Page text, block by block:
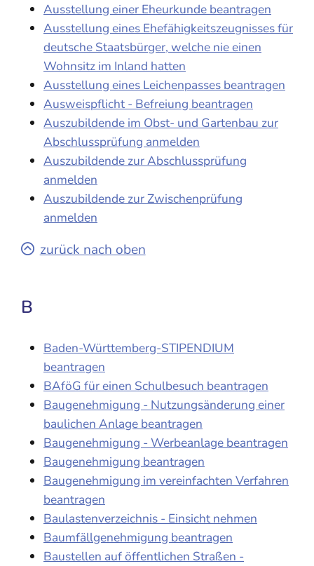
Ausstellung einer Eheurkunde beantragen
Ausstellung eines Ehefähigkeitszeugnisses für
deutsche Staatsbürger, welche nie einen
Wohnsitz im Inland hatten
Ausstellung eines Leichenpasses beantragen
Ausweispflicht - Befreiung beantragen
Auszubildende im Obst- und Gartenbau zur
Abschlussprüfung anmelden
Auszubildende zur Abschlussprüfung
anmelden
Auszubildende zur Zwischenprüfung
anmelden
zurück nach oben
B
Baden-Württemberg-STIPENDIUM
beantragen
BAföG für einen Schulbesuch beantragen
Baugenehmigung - Nutzungsänderung einer
baulichen Anlage beantragen
Baugenehmigung - Werbeanlage beantragen
Baugenehmigung beantragen
Baugenehmigung im vereinfachten Verfahren
beantragen
Baulastenverzeichnis - Einsicht nehmen
Baumfällgenehmigung beantragen
Baustellen auf öffentlichen Straßen -